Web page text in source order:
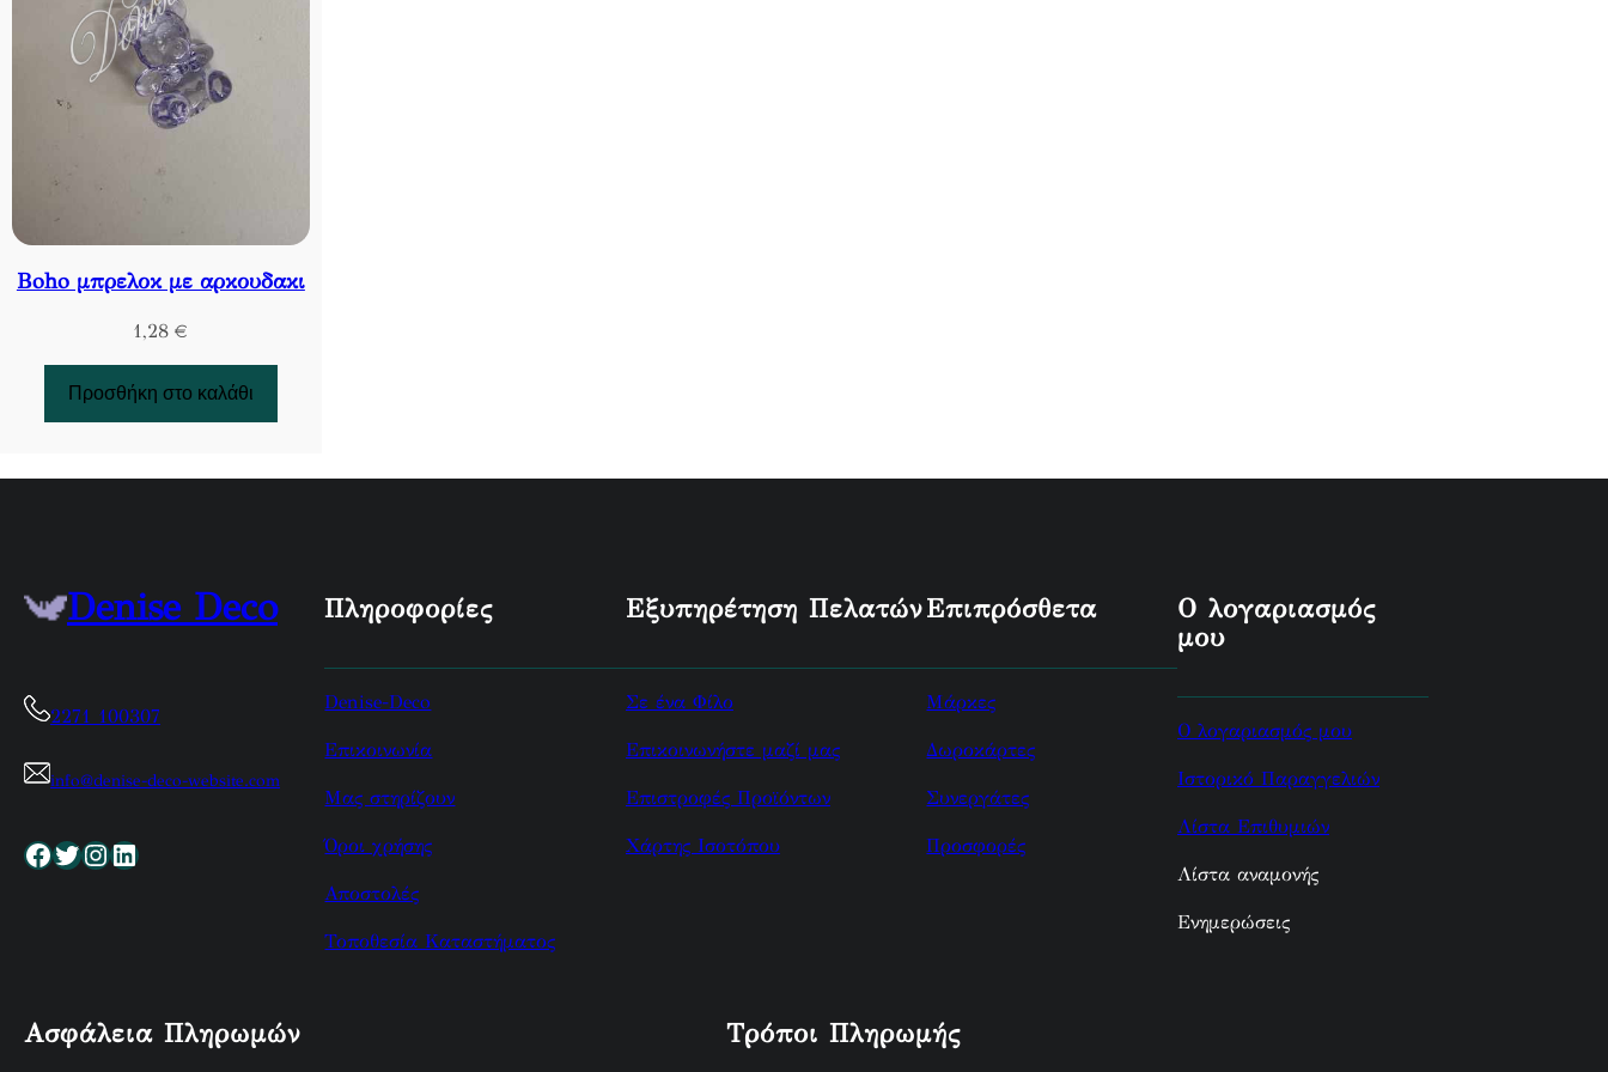
Boho μπρελοκ με αρκουδακι
1,28 €
Προσθήκη στο καλάθι
Denise Deco
2271 100307
info@denise-deco-website.com
Facebook Twitter InstagramLinkedin
Πληροφορίες
Denise-Deco
Επικοινωνία
Μας στηρίζουν
Όροι χρήσης
Αποστολές
Τοποθεσία Καταστήματος
Εξυπηρέτηση Πελατών
Σε ένα Φίλο
Επικοινωνήστε μαζί μας
Επιστροφές Προϊόντων
Χάρτης Ισοτόπου
Επιπρόσθετα
Μάρκες
Δωροκάρτες
Συνεργάτες
Προσφορές
Ο λογαριασμός
μου
Ο λογαριασμός μου
Ιστορικό Παραγγελιών
Λίστα Επιθυμιών
Λίστα αναμονής
Ενημερώσεις
Ασφάλεια Πληρωμών Τρόποι Πληρωμής